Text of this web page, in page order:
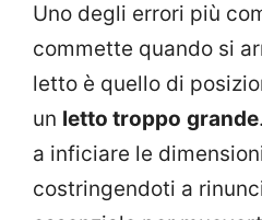
Uno degli errori più
commette quando si
letto è quello di
un letto troppo grande
a inficiare le
costringendoti a